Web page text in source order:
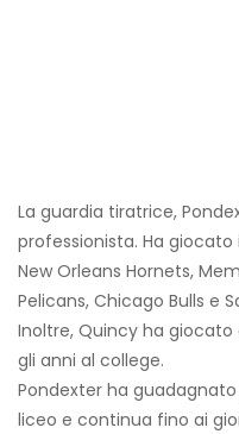
La guardia tiratrice,
professionista. Ha giocato
New Orleans Hornets,
Pelicans, Chicago Bulls e
Inoltre, Quincy ha
gli anni al college.
Pondexter ha
liceo e continua fino ai